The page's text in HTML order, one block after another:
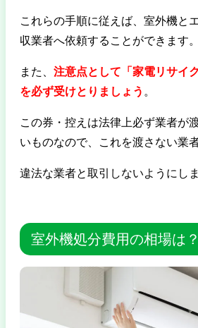
これらの手順に従えば、室外機と
収業者へ依頼することができます。
また、 注意点として「家電リサイ
を必ず受けとりましょう 。
この券・控えは法律上必ず業者が
いものなので、これを渡さない業
違法な業者と取引しないようにしま
室外機処分費用の相場は？